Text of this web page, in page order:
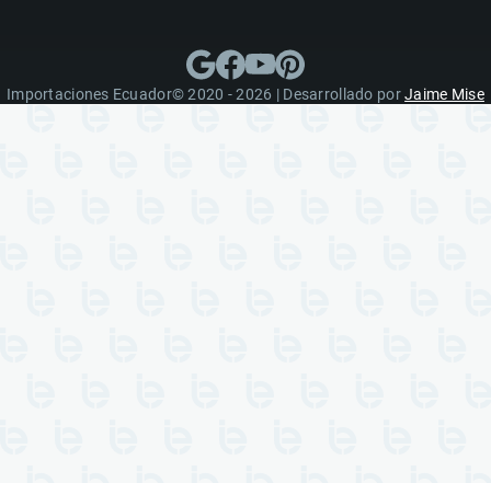
Importaciones Ecuador© 2020 - 2026 | Desarrollado porJaime Mise